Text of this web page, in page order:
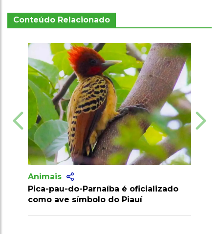
Conteúdo Relacionado
Animais
Ecogastronomia valoriza produtores e
preserva biodiversidade no